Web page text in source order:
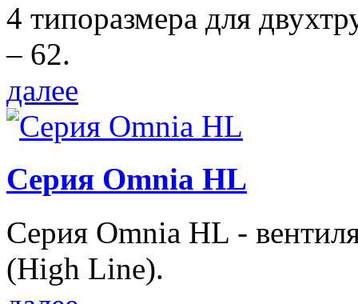
4 типоразмера для
– 62.
далее
Серия Omnia HL
Серия Omnia HL -
(High Line).